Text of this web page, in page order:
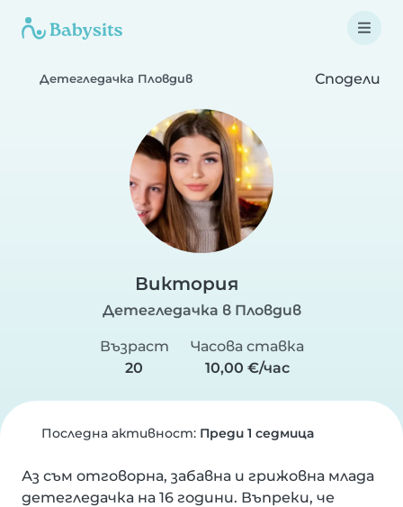
Детегледачка Пловдив Сподели
Виктория
Детегледачка в Пловдив
Възраст
20
Часова ставка
10,00 €/час
Последна активност: Преди 1 седмица
Аз съм отговорна, забавна и грижовна млада
детегледачка на 16 години. Въпреки, че